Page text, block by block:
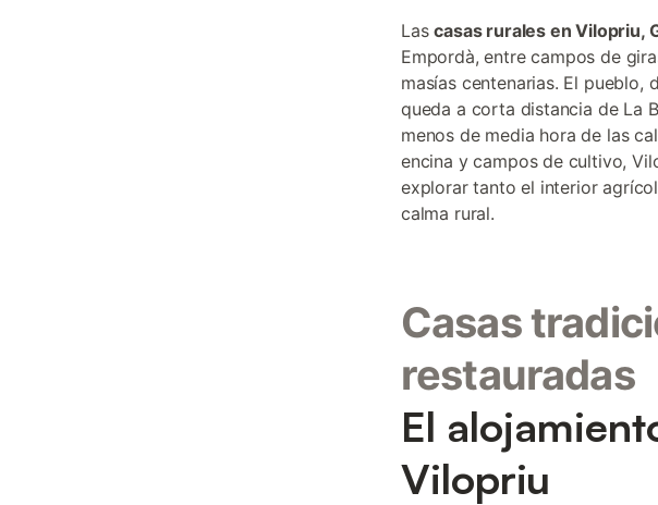
Lascasas rurales en Vilopriu,
Empordà, entre campos de
masías centenarias. El pueblo,
queda a corta distancia de La
menos de media hora de las
encina y campos de cultivo,
explorar tanto el interior
calma rural.
Casas
restauradas
El
Vilopriu